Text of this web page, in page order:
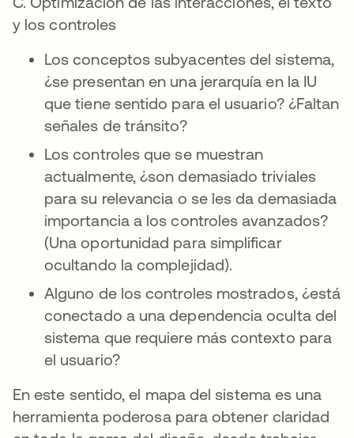
y los controles
Los conceptos subyacentes del sistema,
¿se presentan en una jerarquía en la IU
que tiene sentido para el usuario? ¿Faltan
señales de tránsito?
Los controles que se muestran
actualmente, ¿son demasiado triviales
para su relevancia o se les da demasiada
importancia a los controles avanzados?
(Una oportunidad para simplificar
ocultando la complejidad).
Alguno de los controles mostrados, ¿está
conectado a una dependencia oculta del
sistema que requiere más contexto para
el usuario?
En este sentido, el mapa del sistema es una
herramienta poderosa para obtener claridad